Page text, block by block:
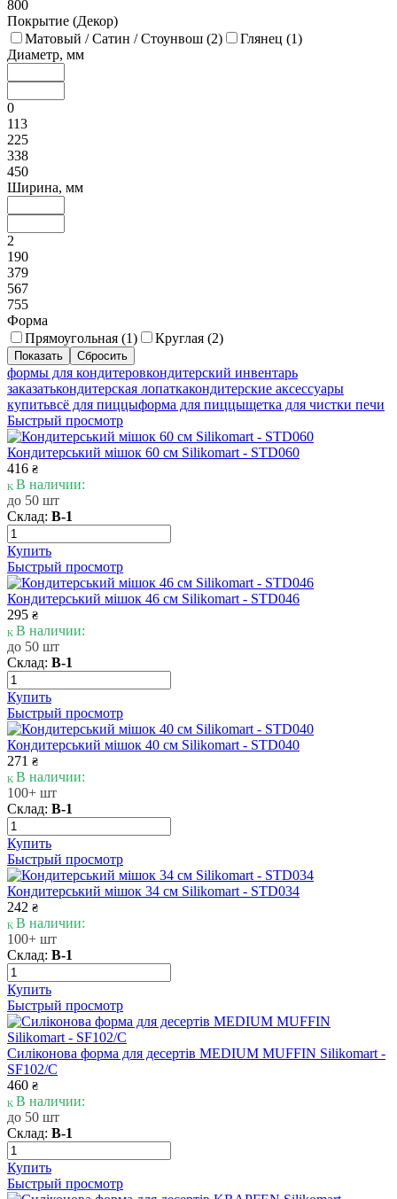
800
Покрытие (Декор)
Матовый / Сатин / Стоунвош (2) Глянец (1)
Диаметр, мм
0
113
225
338
450
Ширина, мм
2
190
379
567
755
Форма
Прямоугольная (1) Круглая (2)
формы для кондитеровкондитерский инвентарь
заказатькондитерская лопаткакондитерские аксессуары
купитьвсё для пиццыформа для пиццыщетка для чистки печи
Быстрый просмотр
Кондитерський мішок 60 см Silikomart - STD060
416 ₴
В наличии:
до 50 шт
Склад: В-1
Купить
Быстрый просмотр
Кондитерський мішок 46 см Silikomart - STD046
295 ₴
В наличии:
до 50 шт
Склад: В-1
Купить
Быстрый просмотр
Кондитерський мішок 40 см Silikomart - STD040
271 ₴
В наличии:
100+ шт
Склад: В-1
Купить
Быстрый просмотр
Кондитерський мішок 34 см Silikomart - STD034
242 ₴
В наличии:
100+ шт
Склад: В-1
Купить
Быстрый просмотр
Силіконова форма для десертів MEDIUM MUFFIN Silikomart -
SF102/C
460 ₴
В наличии:
до 50 шт
Склад: В-1
Купить
Быстрый просмотр